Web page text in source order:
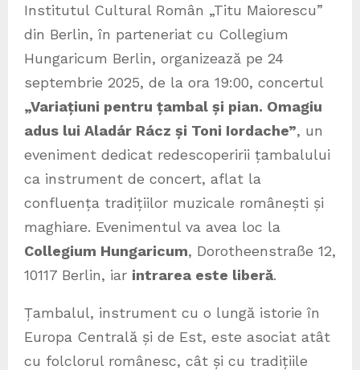
Institutul Cultural Român „Titu Maiorescu”
din Berlin, în parteneriat cu Collegium
Hungaricum Berlin, organizează pe 24
septembrie 2025, de la ora 19:00, concertul
„Variațiuni pentru țambal și pian. Omagiu
adus lui Aladár Rácz și Toni Iordache”, un
eveniment dedicat redescoperirii țambalului
ca instrument de concert, aflat la
confluența tradițiilor muzicale românești și
maghiare. Evenimentul va avea loc la
Collegium Hungaricum, Dorotheenstraße 12,
10117 Berlin, iar intrarea este liberă.
Țambalul, instrument cu o lungă istorie în
Europa Centrală și de Est, este asociat atât
cu folclorul românesc, cât și cu tradițiile